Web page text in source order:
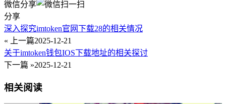
微信分享
分享
深入探究imtoken官网下载28的相关情况
« 上一篇2025-12-21
关于imtoken钱包IOS下载地址的相关探讨
下一篇 »2025-12-21
相关阅读